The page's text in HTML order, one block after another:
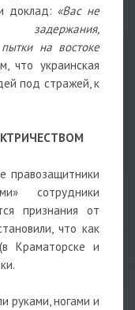
доклад: «Вас не
задержания,
на востоке
что украинская
под стражей, к
правозащитники
сотрудники
признания от
что как
Краматорске и
руками, ногами и